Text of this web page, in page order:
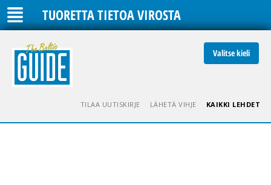
TUORETTA TIETOA VIROSTA
Valitse kieli
TILAA UUTISKIRJE LÄHETÄ VIHJE KAIKKI LEHDET